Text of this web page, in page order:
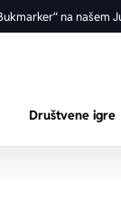
na našem
Društvene igre